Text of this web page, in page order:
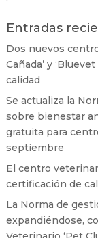
Entradas
Dos nuevos
Cañada’ y
calidad
Se actualiza la
sobre bienestar
gratuita para
septiembre
El centro
certificación de
La Norma de
expandiéndose,